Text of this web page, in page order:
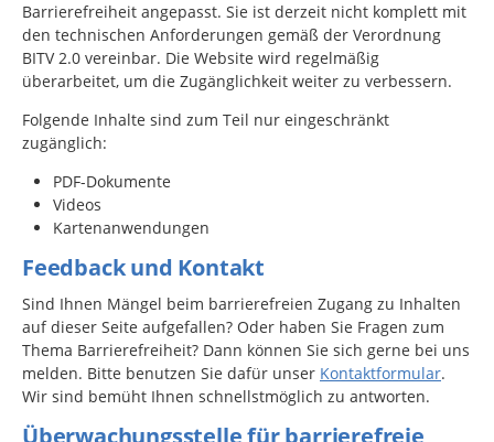
Barrierefreiheit angepasst. Sie ist derzeit nicht komplett mit
den technischen Anforderungen gemäß der Verordnung
BITV 2.0 vereinbar. Die Website wird regelmäßig
überarbeitet, um die Zugänglichkeit weiter zu verbessern.
Folgende Inhalte sind zum Teil nur eingeschränkt
zugänglich:
PDF-Dokumente
Videos
Kartenanwendungen
Feedback und Kontakt
Sind Ihnen Mängel beim barrierefreien Zugang zu Inhalten
auf dieser Seite aufgefallen? Oder haben Sie Fragen zum
Thema Barrierefreiheit? Dann können Sie sich gerne bei uns
melden. Bitte benutzen Sie dafür unser Kontaktformular.
Wir sind bemüht Ihnen schnellstmöglich zu antworten.
Überwachungsstelle für barrierefreie